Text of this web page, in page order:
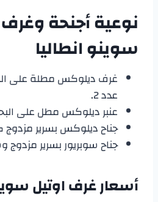
نوعية أجنحة وغرف
سوينو انطاليا
غرف ديلوكس مطلة على
عدد 2.
عنبر ديلوكس مطل على
جناح ديلوكس بسرير مزدوج
جناح سوبريور بسرير مزدوج
أسعار غرفاوتيل